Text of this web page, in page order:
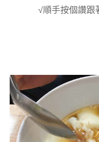
√順手按個讚跟